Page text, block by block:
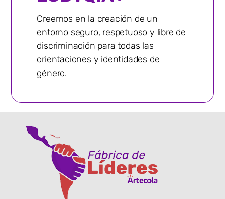
Creemos en la creación de un
entorno seguro, respetuoso y libre de
discriminación para todas las
orientaciones y identidades de
género.